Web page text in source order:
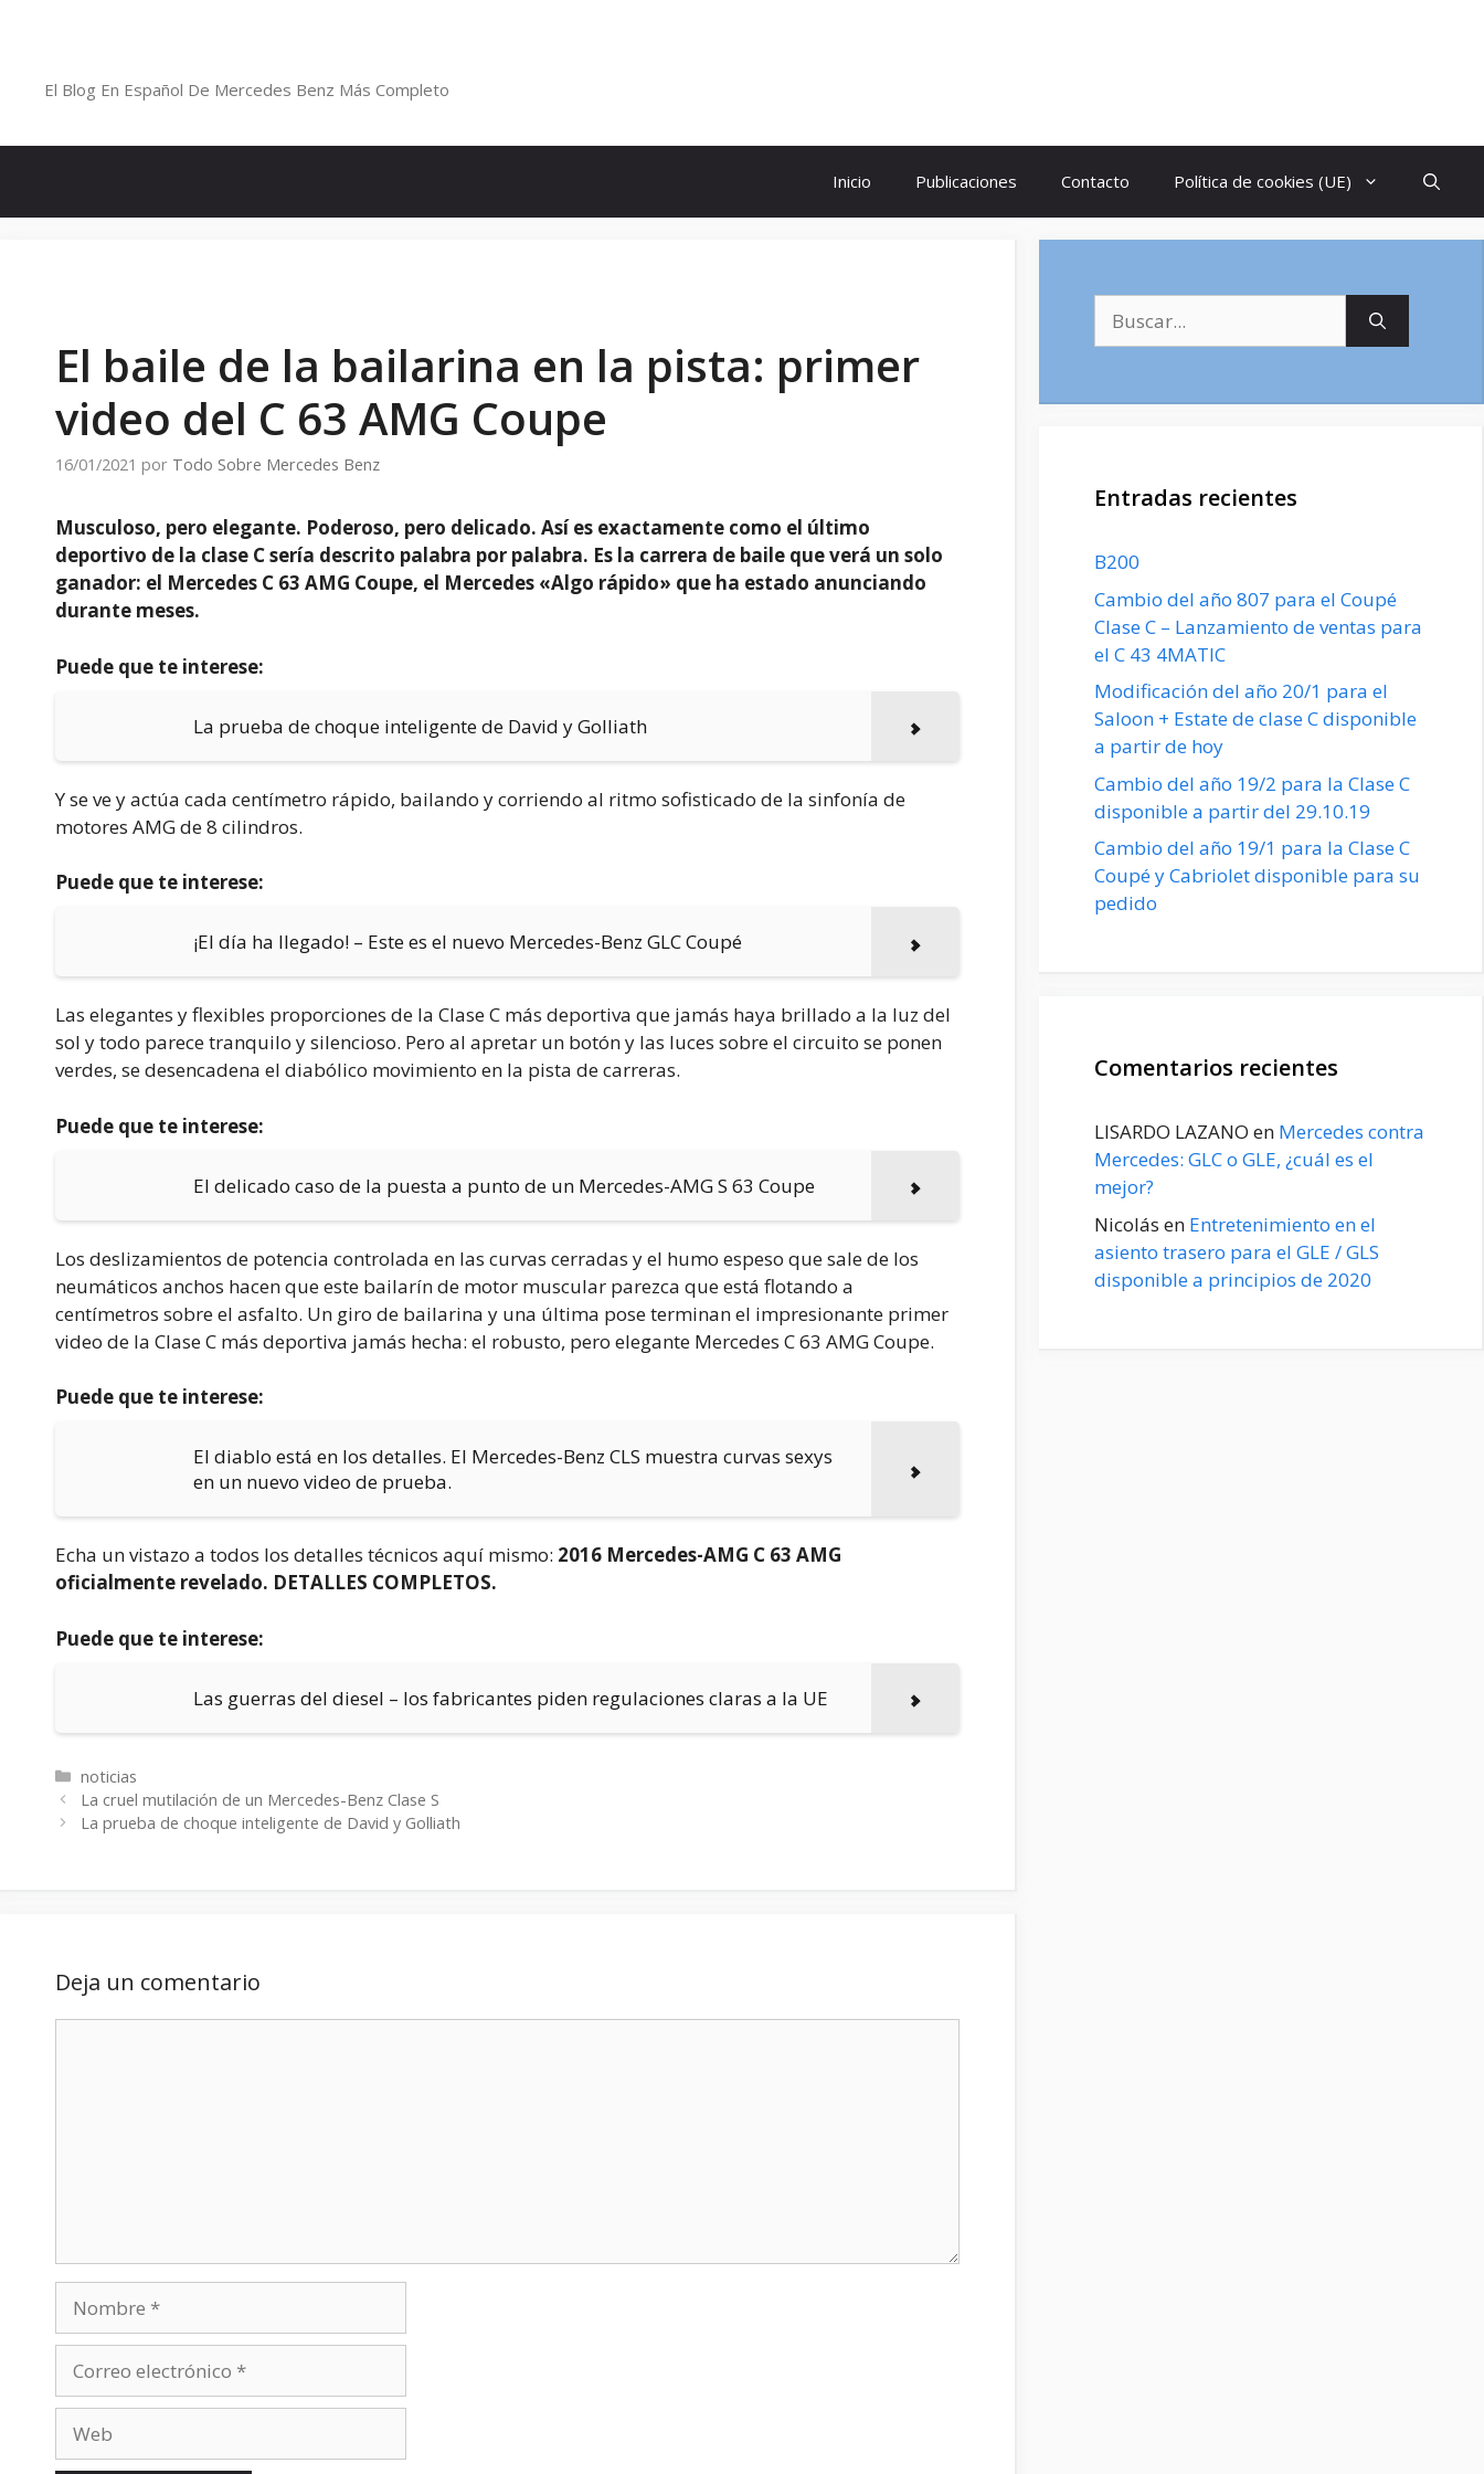
El Blog En Español De Mercedes Benz Más Completo
Inicio Publicaciones Contacto Política de cookies (UE)
El baile de la bailarina en la pista: primer
video del C 63 AMG Coupe
16/01/2021 por Todo Sobre Mercedes Benz
Musculoso, pero elegante. Poderoso, pero delicado. Así es exactamente como el último
deportivo de la clase C sería descrito palabra por palabra. Es la carrera de baile que verá un solo
ganador: el Mercedes C 63 AMG Coupe, el Mercedes «Algo rápido» que ha estado anunciando
durante meses.
Puede que te interese:
La prueba de choque inteligente de David y Golliath
Y se ve y actúa cada centímetro rápido, bailando y corriendo al ritmo sofisticado de la sinfonía de
motores AMG de 8 cilindros.
Puede que te interese:
¡El día ha llegado! – Este es el nuevo Mercedes-Benz GLC Coupé
Las elegantes y flexibles proporciones de la Clase C más deportiva que jamás haya brillado a la luz del
sol y todo parece tranquilo y silencioso. Pero al apretar un botón y las luces sobre el circuito se ponen
verdes, se desencadena el diabólico movimiento en la pista de carreras.
Puede que te interese:
El delicado caso de la puesta a punto de un Mercedes-AMG S 63 Coupe
Los deslizamientos de potencia controlada en las curvas cerradas y el humo espeso que sale de los
neumáticos anchos hacen que este bailarín de motor muscular parezca que está flotando a
centímetros sobre el asfalto. Un giro de bailarina y una última pose terminan el impresionante primer
video de la Clase C más deportiva jamás hecha: el robusto, pero elegante Mercedes C 63 AMG Coupe.
Puede que te interese:
El diablo está en los detalles. El Mercedes-Benz CLS muestra curvas sexys
en un nuevo video de prueba.
Echa un vistazo a todos los detalles técnicos aquí mismo: 2016 Mercedes-AMG C 63 AMG
oficialmente revelado. DETALLES COMPLETOS.
Puede que te interese:
Las guerras del diesel – los fabricantes piden regulaciones claras a la UE
Categorías
noticias
La cruel mutilación de un Mercedes-Benz Clase S
La prueba de choque inteligente de David y Golliath
Deja un comentario
electrónico
Entradas recientes
B200
Cambio del año 807 para el Coupé
Clase C – Lanzamiento de ventas para
el C 43 4MATIC
Modificación del año 20/1 para el
Saloon + Estate de clase C disponible
a partir de hoy
Cambio del año 19/2 para la Clase C
disponible a partir del 29.10.19
Cambio del año 19/1 para la Clase C
Coupé y Cabriolet disponible para su
pedido
Comentarios recientes
LISARDO LAZANO en Mercedes contra
Mercedes: GLC o GLE, ¿cuál es el
mejor?
Nicolás en Entretenimiento en el
asiento trasero para el GLE / GLS
disponible a principios de 2020